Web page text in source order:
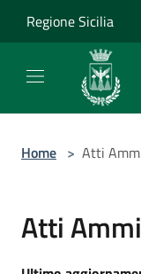
Regione Sicilia
Home > Atti
Atti